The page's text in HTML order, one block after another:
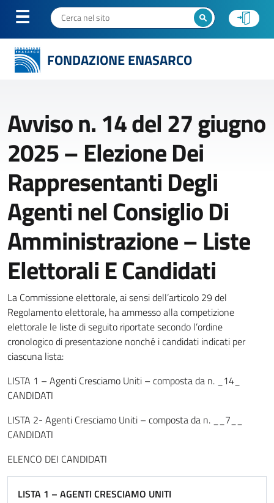
FONDAZIONE ENASARCO
Avviso n. 14 del 27 giugno
2025 – Elezione Dei
Rappresentanti Degli
Agenti nel Consiglio Di
Amministrazione – Liste
Elettorali E Candidati
La Commissione elettorale, ai sensi dell’articolo 29 del
Regolamento elettorale, ha ammesso alla competizione
elettorale le liste di seguito riportate secondo l’ordine
cronologico di presentazione nonché i candidati indicati per
ciascuna lista:
LISTA 1 – Agenti Cresciamo Uniti – composta da n. _14_
CANDIDATI
LISTA 2- Agenti Cresciamo Uniti – composta da n. __7__
CANDIDATI
ELENCO DEI CANDIDATI
LISTA 1 – AGENTI CRESCIAMO UNITI